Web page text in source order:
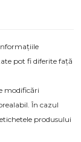
pot fi diferite față
modificări
În cazul
produsului